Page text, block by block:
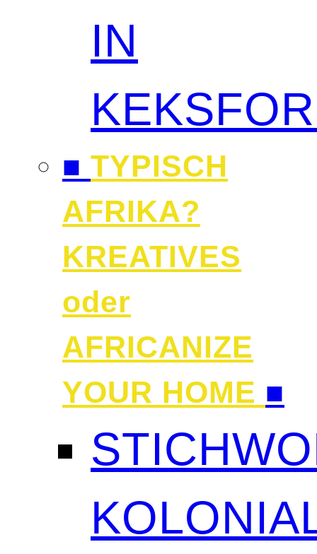
IN
■ TYPISCH
AFRIKA?
KREATIVES
oder
AFRICANIZE
YOUR HOME ■